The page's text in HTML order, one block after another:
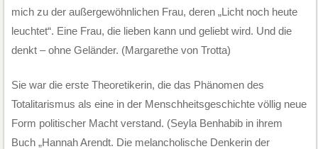
mich zu der außergewöhnlichen Frau, deren „Licht noch heute
leuchtet“. Eine Frau, die lieben kann und geliebt wird. Und die
denkt – ohne Geländer. (Margarethe von Trotta)
Sie war die erste Theoretikerin, die das Phänomen des
Totalitarismus als eine in der Menschheitsgeschichte völlig neue
Form politischer Macht verstand. (Seyla Benhabib in ihrem
Buch „Hannah Arendt. Die melancholische Denkerin der